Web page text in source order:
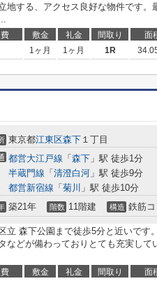
地する、アクセス良好な物件です。
敷金 礼金 間取り 面
1ヶ月 1ヶ月 1R
東京都江東区森下 １丁目
都営大江戸線 「 森下 」駅 徒歩1分
半蔵門線 「 清澄白河 」駅 徒歩9分
都営新宿線 「 菊川 」駅 徒歩10分
築21年 階数 11階建 構造 鉄筋コ
立 森下公園まで徒歩5分と近いです
などが備わっておりとても充実して
敷金 礼金 間取り 面